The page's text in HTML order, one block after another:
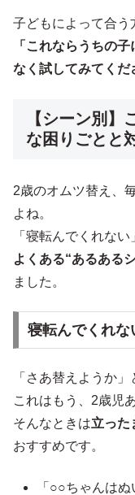
子どもによって合う
「これならうちの
なく試してみてくだ
【シーン別】
な困りごとと
2歳のオムツ替え、
よね。
「寝転んでくれな
よくある“あるある
ました。
寝転んでくれな
「さあ替えようか
これはもう、2歳児
そんなときは立った
おすすめです。
「○○ちゃんは